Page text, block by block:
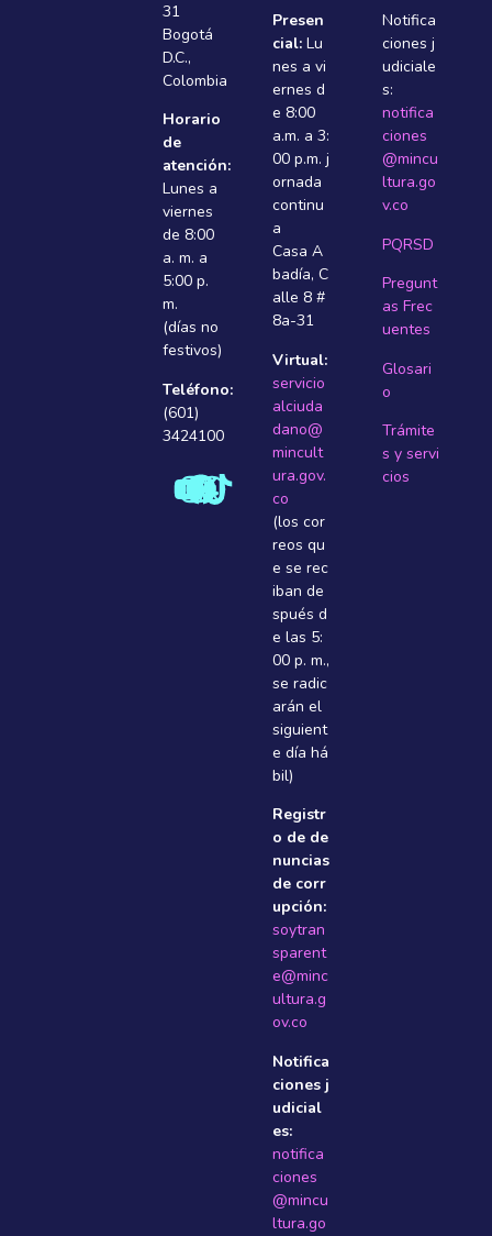
31
Bogotá
D.C.,
Colombia
Horario
de
atención:
Lunes a
viernes
de 8:00
a. m. a
5:00 p.
m.
(días no
festivos)
Teléfono:
(601)
3424100
Presen
cial: Lu
nes a vi
ernes d
e 8:00
a.m. a 3:
00 p.m. j
ornada
continu
a
Casa A
badí­a, C
alle 8 #
8a-31
Virtual:
servicio
alciuda
dano@
mincult
ura.gov.
co
(los cor
reos qu
e se rec
iban de
spués d
e las 5:
00 p. m.,
se radic
arán el
siguient
e dí­a há
bil)
Registr
o de de
nuncias
de corr
upción:
soytran
sparent
e@minc
ultura.g
ov.co
Notifica
ciones j
udicial
es:
notifica
ciones
@mincu
ltura.go
Notifica
ciones j
udiciale
s:
notifica
ciones
@mincu
ltura.go
v.co
PQRSD
Pregunt
as Frec
uentes
Glosari
o
Trámite
s y servi
cios